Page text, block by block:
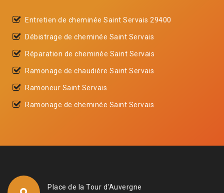
Entretien de cheminée Saint Servais 29400
Débistrage de cheminée Saint Servais
Réparation de cheminée Saint Servais
Ramonage de chaudière Saint Servais
Ramoneur Saint Servais
Ramonage de cheminée Saint Servais
Place de la Tour d'Auvergne